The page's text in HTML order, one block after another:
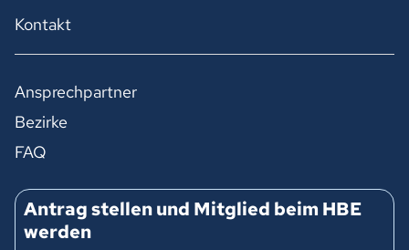
Kontakt
Ansprechpartner
Bezirke
FAQ
Antrag stellen und Mitglied beim HBE
werden